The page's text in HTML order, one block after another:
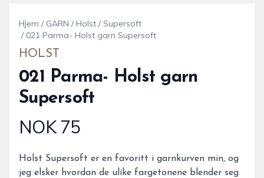
Hjem / GARN / Holst / Supersoft
/ 021 Parma- Holst garn Supersoft
HOLST
021 Parma- Holst garn
Supersoft
Produktdetaljer
NOK 75
Description
Holst Supersoft er en favoritt i garnkurven min, og
jeg elsker hvordan de ulike fargetonene blender seg